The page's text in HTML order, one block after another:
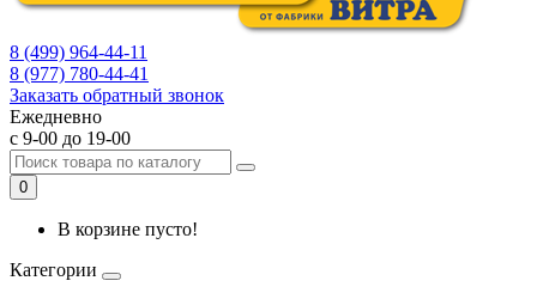
8 (499) 964-44-11
8 (977) 780-44-41
Заказать обратный звонок
Ежедневно
с 9-00 до 19-00
0
В корзине пусто!
Категории